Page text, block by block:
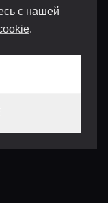
с нашей
.